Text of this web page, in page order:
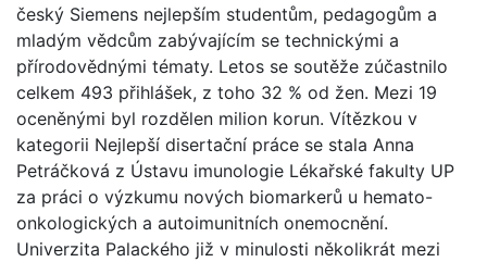
český Siemens nejlepším studentům, pedagogům a
mladým vědcům zabývajícím se technickými a
přírodovědnými tématy. Letos se soutěže zúčastnilo
celkem 493 přihlášek, z toho 32 % od žen. Mezi 19
oceněnými byl rozdělen milion korun. Vítězkou v
kategorii Nejlepší disertační práce se stala Anna
Petráčková z Ústavu imunologie Lékařské fakulty UP
za práci o výzkumu nových biomarkerů u hemato-
onkologických a autoimunitních onemocnění.
Univerzita Palackého již v minulosti několikrát mezi